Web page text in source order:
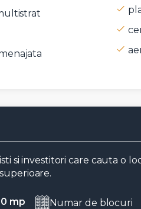
si investitori care cauta o
mp Numar de blocuri